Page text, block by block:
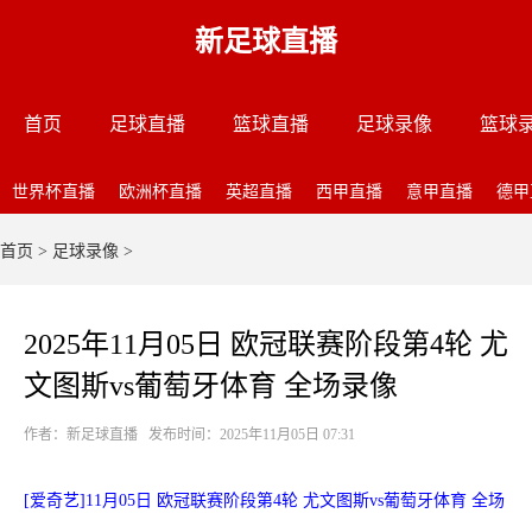
新足球直播
首页 足球直播 篮球直播 足球录像 篮球
世界杯直播 欧洲杯直播 英超直播 西甲直播 意甲直播 德
首页 > 足球录像 >
2025年11月05日 欧冠联赛阶段第4轮 尤
文图斯vs葡萄牙体育 全场录像
作者：新足球直播 发布时间：2025年11月05日 07:31
[爱奇艺]11月05日 欧冠联赛阶段第4轮 尤文图斯vs葡萄牙体育 全场